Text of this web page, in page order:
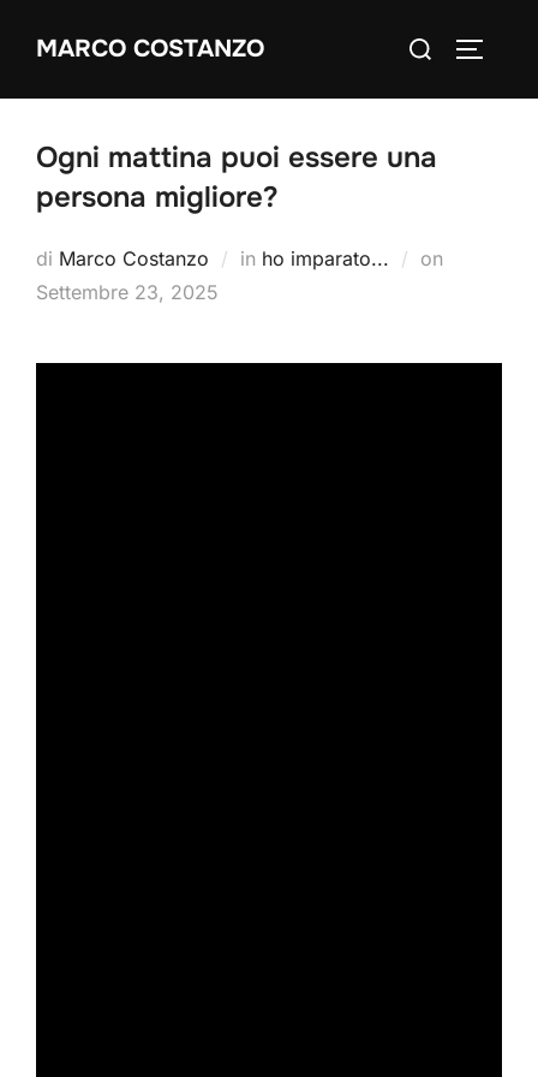
MARCO COSTANZO
Cerca
Ogni mattina puoi essere una
persona migliore?
di Marco Costanzo in ho imparato... on
Settembre 23, 2025